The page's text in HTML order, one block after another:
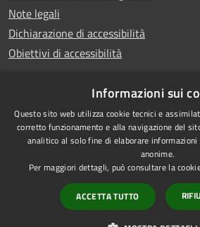
Note legali
Dichiarazione di accessibilità
Obiettivi di accessibilità
RSS
Accessibilità
Privacy
Mappa del sito
Informazioni sui
Questo sito web utilizza cookie tecnici e
corretto funzionamento e alla navigazione del
analitico al solo fine di elaborare
anonime.
Per maggiori dettagli, può consultare la
ACCETTA TUTTO